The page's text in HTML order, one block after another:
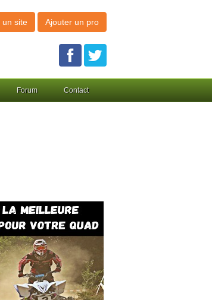
un site Ajouter un pro
Forum Contact